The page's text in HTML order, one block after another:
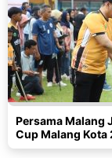
Persama Malang
Cup Malang Kota